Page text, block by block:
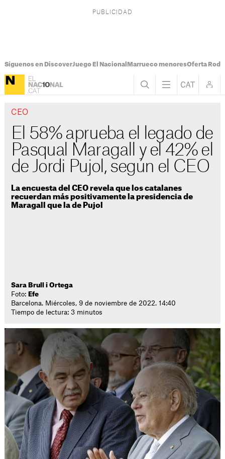
Síguenos en DiscoverJuego El Nacional Marrueco menoresOferta
CEO
El 58% aprueba el legado de
Pasqual Maragall y el 42% el
de Jordi Pujol, según el CEO
La encuesta del CEO revela que los catalanes
recuerdan más positivamente la presidencia de
Maragall que la de Pujol
Sara Brull i Ortega
Foto: Efe
Barcelona. Miércoles, 9 de noviembre de 2022. 14:40
Tiempo de lectura: 3 minutos